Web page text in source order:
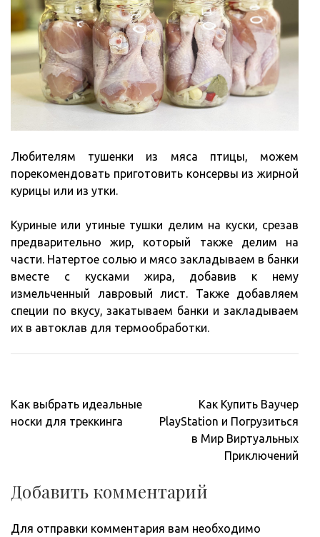
Любителям тушенки из мяса птицы, можем
порекомендовать приготовить консервы из жирной
курицы или из утки.
Куриные или утиные тушки делим на куски, срезав
предварительно жир, который также делим на
части. Натертое солью и мясо закладываем в банки
вместе с кусками жира, добавив к нему
измельченный лавровый лист. Также добавляем
специи по вкусу, закатываем банки и закладываем
их в автоклав для термообработки.
Навигация
по
Как выбрать идеальные
носки для треккинга
Как Купить Ваучер
PlayStation и Погрузиться
в Мир Виртуальных
Приключений
Добавить комментарий
Для отправки комментария вам необходимо